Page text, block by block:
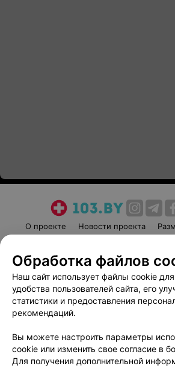
О проекте Новости проекта
Пользовательское соглашение
Вакансии
Написать руководителю
Обработка персональных
Обработка файлов
Наш сайт использует файлы cookie
удобства пользователей сайта, его
статистики и предоставления
рекомендаций.
Вы можете настроить параметры
cookie или изменить свое согласие в
Для получения дополнительной